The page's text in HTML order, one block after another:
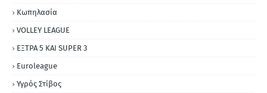
Κωπηλασία
VOLLEY LEAGUE
ΕΞΤΡΑ 5 ΚΑΙ SUPER 3
Εuroleague
Υγρός Στίβος